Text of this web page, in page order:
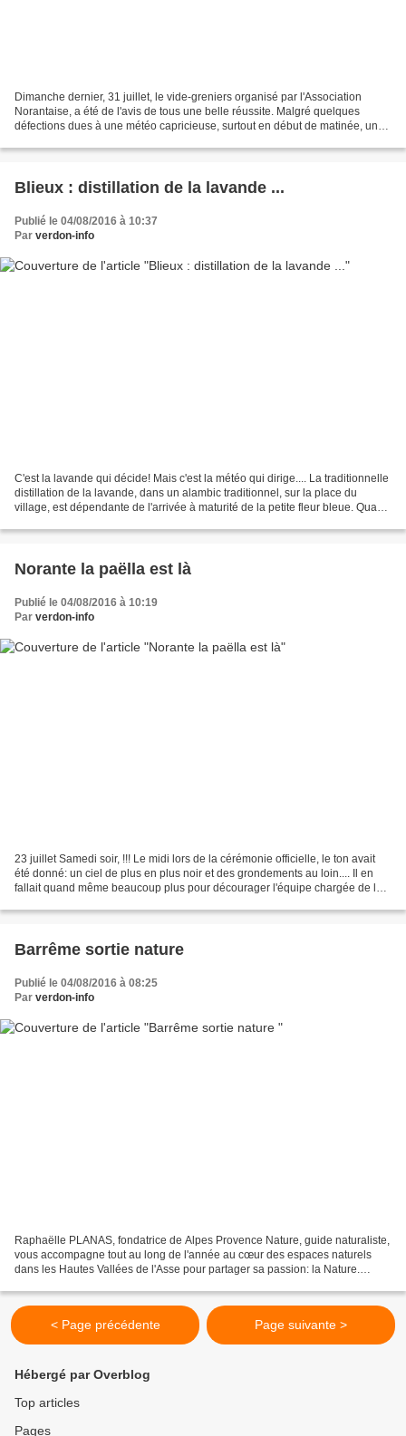
Dimanche dernier, 31 juillet, le vide-greniers organisé par l'Association
Norantaise, a été de l'avis de tous une belle réussite. Malgré quelques
défections dues à une météo capricieuse, surtout en début de matinée, une
Blieux : distillation de la lavande ...
Publié le 04/08/2016 à 10:37
Par verdon-info
C'est la lavande qui décide! Mais c'est la météo qui dirige.... La traditionnelle
distillation de la lavande, dans un alambic traditionnel, sur la place du
village, est dépendante de l'arrivée à maturité de la petite fleur bleue. Quand
Norante la paëlla est là
Publié le 04/08/2016 à 10:19
Par verdon-info
23 juillet Samedi soir, !!! Le midi lors de la cérémonie officielle, le ton avait
été donné: un ciel de plus en plus noir et des grondements au loin.... Il en
fallait quand même beaucoup plus pour décourager l'équipe chargée de la
Barrême sortie nature
Publié le 04/08/2016 à 08:25
Par verdon-info
Raphaëlle PLANAS, fondatrice de Alpes Provence Nature, guide naturaliste,
vous accompagne tout au long de l'année au cœur des espaces naturels
dans les Hautes Vallées de l'Asse pour partager sa passion: la Nature.
< Page précédente Page suivante >
Hébergé par Overblog
Top articles
Pages